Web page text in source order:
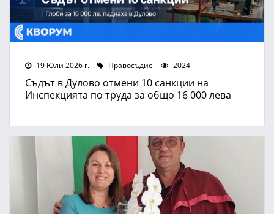
19 Юли 2026 г. Правосъдие 2024
Съдът в Дулово отмени 10 санкции на
Инспекцията по труда за общо 16 000 лева